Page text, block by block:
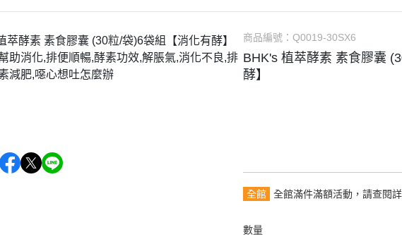
商品編號：Q0019-30SX6
BHK's 植萃酵素 素食膠囊
酵】
全館 全館滿件滿額活動，請查閱
數量